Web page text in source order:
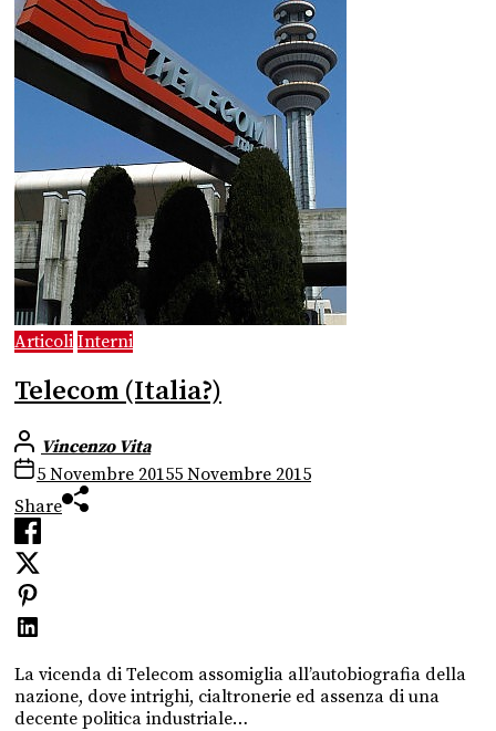
Articoli Interni
Telecom (Italia?)
Vincenzo Vita
5 Novembre 20155 Novembre 2015
Share
La vicenda di Telecom assomiglia all’autobiografia della
nazione, dove intrighi, cialtronerie ed assenza di una
decente politica industriale…